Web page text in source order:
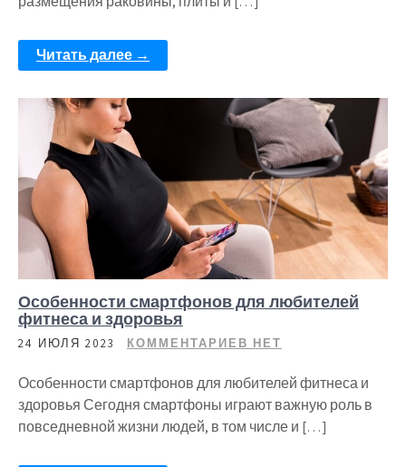
Читать далее →
Особенности смартфонов для любителей
фитнеса и здоровья
24 ИЮЛЯ 2023 КОММЕНТАРИЕВ НЕТ
Особенности смартфонов для любителей фитнеса и
здоровья Сегодня смартфоны играют важную роль в
повседневной жизни людей, в том числе и […]